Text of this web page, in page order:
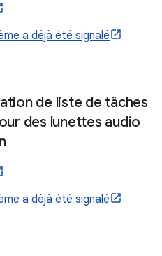
a déjà été signalé
de liste de tâches
des lunettes audio
a déjà été signalé